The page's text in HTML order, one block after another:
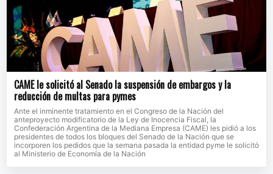
CAME le solicitó al Senado la suspensión de embargos y la
reducción de multas para pymes
Ante el inminente tratamiento en el Congreso de la Nación del
anteproyecto modificatorio de la Ley de Inocencia Fiscal, la
Confederación Argentina de la Mediana Empresa (CAME) les pidió a los
presidentes de todos los bloques del Senado de la Nación que se
incorporen los pedidos que la semana pasada la entidad pyme le solicitó
al Ministerio de Economía de la Nación